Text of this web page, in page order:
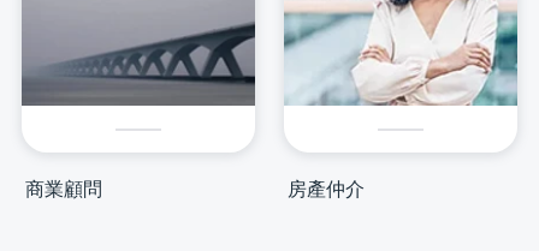
商業顧問 房產仲介